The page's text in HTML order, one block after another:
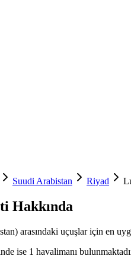
Suudi Arabistan Riyad
Hakkında
arasındaki uçuşlar için en
ise 1 havalimanı